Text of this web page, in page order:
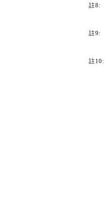
註8:
註9:
註10: